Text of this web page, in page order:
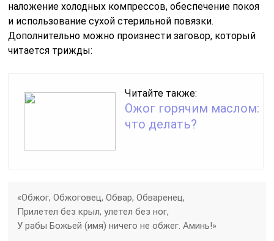
наложение холодных компрессов, обеспечение покоя
и использование сухой стерильной повязки.
Дополнительно можно произнести заговор, который
читается трижды:
Читайте также:
Ожог горячим маслом:
что делать?
«Обжог, Обжоговец, Обвар, Обваренец,
Прилетел без крыл, улетел без ног,
У рабы Божьей (имя) ничего не обжег. Аминь!»